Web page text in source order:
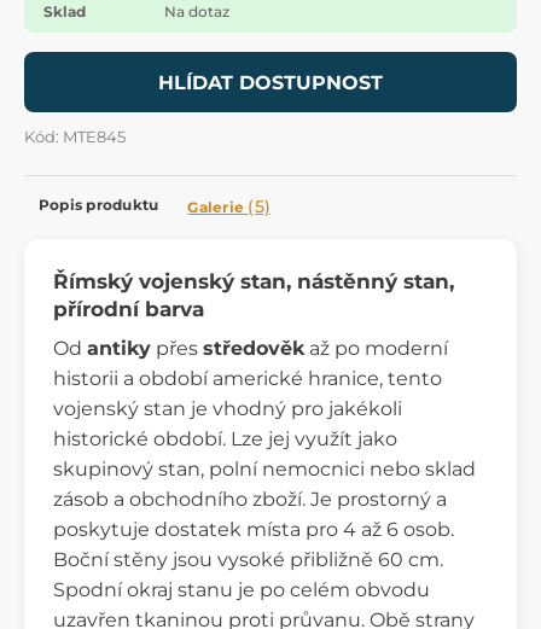
Sklad
Na dotaz
HLÍDAT DOSTUPNOST
Kód: MTE845
Popis produktu Galerie (5)
Římský vojenský stan, nástěnný stan,
přírodní barva
Od antiky přes středověk až po moderní
historii a období americké hranice, tento
vojenský stan je vhodný pro jakékoli
historické období. Lze jej využít jako
skupinový stan, polní nemocnici nebo sklad
zásob a obchodního zboží. Je prostorný a
poskytuje dostatek místa pro 4 až 6 osob.
Boční stěny jsou vysoké přibližně 60 cm.
Spodní okraj stanu je po celém obvodu
uzavřen tkaninou proti průvanu. Obě strany